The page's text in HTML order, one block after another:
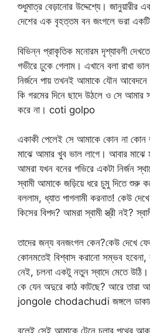
শুধুমাত্র বেড়ানোর উদ্দেশ্যে। জানুয়ারীর
দেশের এক বৃহত্তম বন জংগলে ভরা
বিভিন্ন প্রাকৃতিক মনোরম দৃশ্যাবলী
গভীরে ঢুকে গেলাম। এখানে বলা রাখা
নির্জনে পায় তখনই আমাকে যৌন
কি গরমের দিনে ছাদে উঠলে ও সে
করে না। coti golpo
একাকী পেলেই সে আমাকে কোন না কোন
মাঝে আমার খুব ভাল লাগে। আবার মাঝে
আমরা যখন বনের গভিরে একটা নির্জন
স্বামী আমাকে জড়িয়ে ধরে চুমু দিতে শুরু
বললাম, ধ্যাত পাগলামী করনাত! কেউ
কিসের বিপদ? আমরা স্বামী স্ত্রী নই?
তাদের জন্য বনজংগল কেন?কেউ দেখে
কোনমতেই বিশ্বাস করানো সম্ভব
নেই, চলনা একটু নতুন স্বাদে মেতে
কে যেন অদুরে কাঠ কাটছে? আরে তারা
jongole chodachudi জঙ্গলে
বলেই সেই আমাকে টেনে চলার পথের আকা